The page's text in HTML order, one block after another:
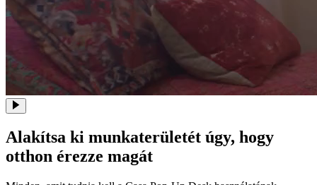
Alakítsa ki munkaterületét úgy, hogy
otthon érezze magát